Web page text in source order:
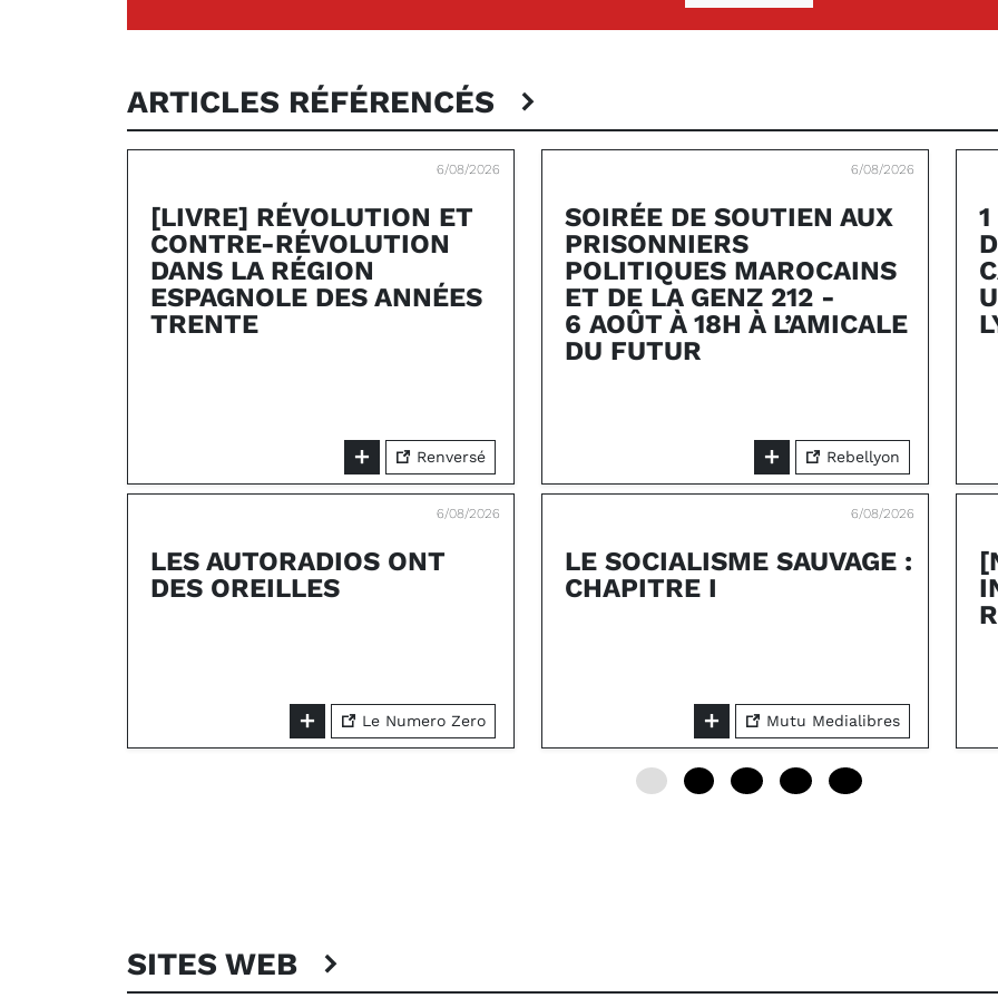
ARTICLES RÉFÉRENCÉS
6/08/2026
[LIVRE] RÉVOLUTION ET
CONTRE-RÉVOLUTION
DANS LA RÉGION
ESPAGNOLE DES ANNÉES
TRENTE
Renversé
6/08/2026
SOIRÉE DE SOUTIEN AUX
PRISONNIERS
POLITIQUES MAROCAINS
ET DE LA GENZ 212 -
6 AOÛT À 18H À L’AMICALE
DU FUTUR
Rebellyon
6/08/2026
LES AUTORADIOS ONT
DES OREILLES
Le Numero Zero
6/08/2026
LE SOCIALISME SAUVAGE :
CHAPITRE I
Mutu Medialibres
SITES WEB